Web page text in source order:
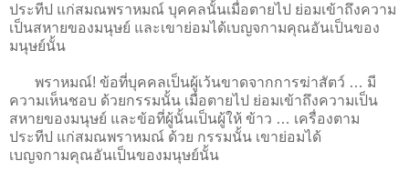
ประทีป แก่สมณพราหมณ์ บุคคลนั้นเมื่อตายไป ย่อมเข้าถึงความ
เป็นสหายของมนุษย์ และเขาย่อมได้เบญจกามคุณอันเป็นของ
มนุษย์นั้น
พราหมณ์! ข้อที่บุคคลเป็นผู้เว้นขาดจากการฆ่าสัตว์ … มี
ความเห็นชอบ ด้วยกรรมนั้น เมื่อตายไป ย่อมเข้าถึงความเป็น
สหายของมนุษย์ และข้อที่ผู้นั้นเป็นผู้ให้ ข้าว … เครื่องตาม
ประทีป แก่สมณพราหมณ์ ด้วย กรรมนั้น เขาย่อมได้
เบญจกามคุณอันเป็นของมนุษย์นั้น